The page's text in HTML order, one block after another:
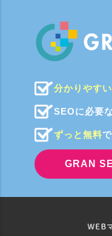
分かりやす
SEOに必要
ずっと無料
GRAN